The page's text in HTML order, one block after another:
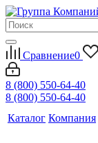
Сравнение0
8 (800) 550-64-40
8 (800) 550-64-40
Каталог Компания